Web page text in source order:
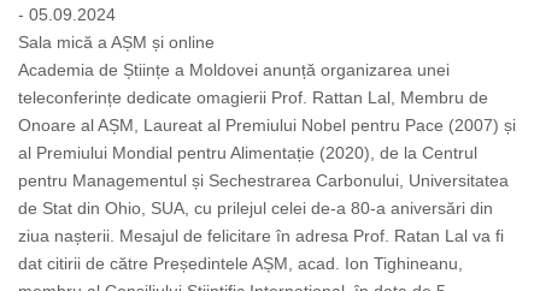
- 05.09.2024
Sala mică a AȘM și online
Academia de Științe a Moldovei anunță organizarea unei
teleconferințe dedicate omagierii Prof. Rattan Lal, Membru de
Onoare al AȘM, Laureat al Premiului Nobel pentru Pace (2007) și
al Premiului Mondial pentru Alimentație (2020), de la Centrul
pentru Managementul și Sechestrarea Carbonului, Universitatea
de Stat din Ohio, SUA, cu prilejul celei de-a 80-a aniversări din
ziua nașterii. Mesajul de felicitare în adresa Prof. Ratan Lal va fi
dat citirii de către Președintele AȘM, acad. Ion Tighineanu,